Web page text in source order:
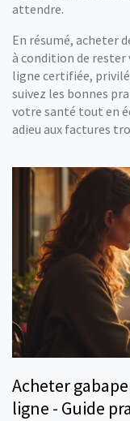
attendre.
En résumé, acheter
à condition de rester
ligne certifiée,
suivez les bonnes
votre santé tout en
adieu aux factures
Acheter
ligne - Guide